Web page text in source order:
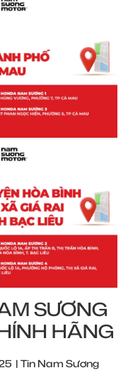
SƯƠNG
HÃNG
| Tin Nam Sương